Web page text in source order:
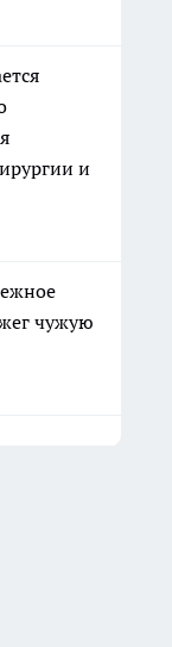
и
чужую